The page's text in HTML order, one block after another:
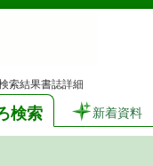
索結果書誌詳細
検索 新着資料